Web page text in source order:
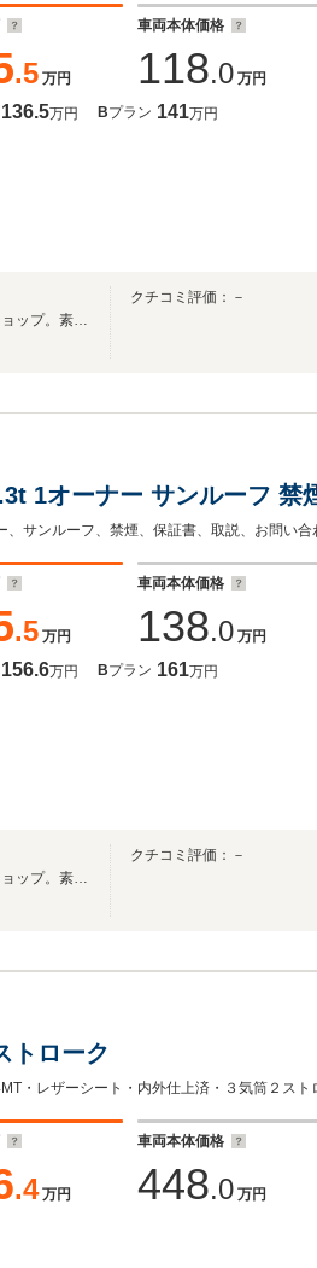
.5 万円
車両本体価格
118.0 万円
136.5万円 Bプラン 141万円
創業25年「輸入車」「旧車」のセレクトショップ。素敵な CAR LIFE をお届けします♪
クチコミ評価：－
1オーナー サンルーフ 禁
、サンルーフ、禁煙、保証書、取説、お問い
.5 万円
車両本体価格
138.0 万円
156.6万円 Bプラン 161万円
創業25年「輸入車」「旧車」のセレクトショップ。素敵な CAR LIFE をお届けします♪
クチコミ評価：－
トローク
・レザーシート・内外仕上済・３気筒２ス
.4 万円
車両本体価格
448.0 万円